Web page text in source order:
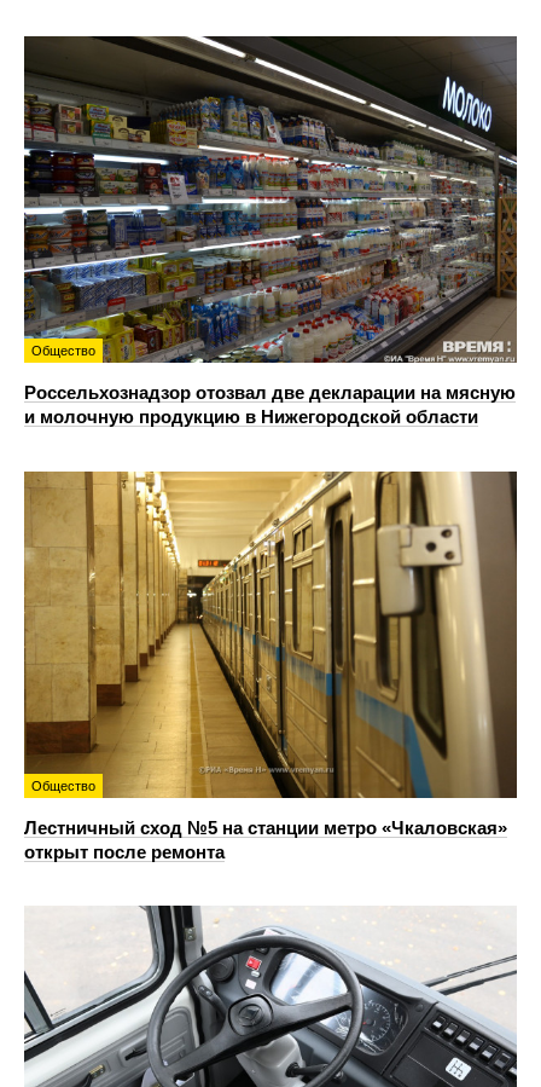
Общество
Россельхознадзор отозвал две декларации на мясную
и молочную продукцию в Нижегородской области
Общество
Лестничный сход №5 на станции метро «Чкаловская»
открыт после ремонта